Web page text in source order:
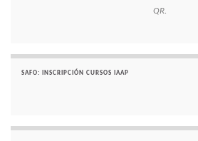
QR.
SAFO: INSCRIPCIÓN CURSOS IAAP